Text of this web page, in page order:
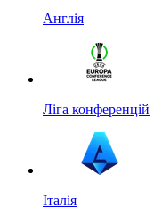
Англія
Ліга конференцій
Італія